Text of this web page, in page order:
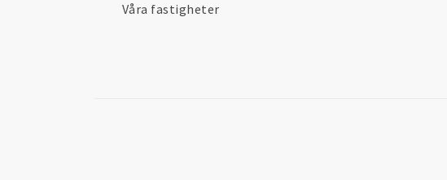
Våra fastigheter